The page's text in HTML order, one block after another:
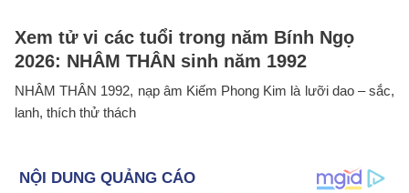
Xem tử vi các tuổi trong năm Bính Ngọ
2026: NHÂM THÂN sinh năm 1992
NHÂM THÂN 1992, nạp âm Kiếm Phong Kim là lưỡi dao – sắc,
lanh, thích thử thách